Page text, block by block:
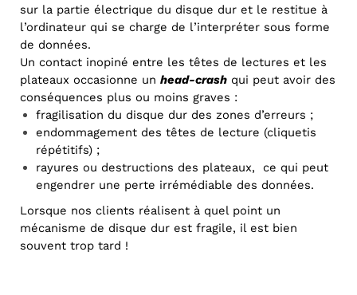
sur la partie électrique du disque dur et le restitue à
l’ordinateur qui se charge de l’interpréter sous forme
de données.
Un contact inopiné entre les têtes de lectures et les
plateaux occasionne un head-crash qui peut avoir des
conséquences plus ou moins graves :
fragilisation du disque dur des zones d’erreurs ;
endommagement des têtes de lecture (cliquetis
répétitifs) ;
rayures ou destructions des plateaux, ce qui peut
engendrer une perte irrémédiable des données.
Lorsque nos clients réalisent à quel point un
mécanisme de disque dur est fragile, il est bien
souvent trop tard !